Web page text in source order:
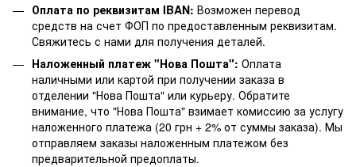
Оплата по реквизитам IBAN: Возможен перевод
средств на счет ФОП по предоставленным реквизитам.
Свяжитесь с нами для получения деталей.
Наложенный платеж "Нова Пошта": Оплата
наличными или картой при получении заказа в
отделении "Нова Пошта" или курьеру. Обратите
внимание, что "Нова Пошта" взимает комиссию за услугу
наложенного платежа (20 грн + 2% от суммы заказа). Мы
отправляем заказы наложенным платежом без
предварительной предоплаты.